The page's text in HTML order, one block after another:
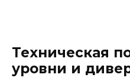
Техническая
уровни и